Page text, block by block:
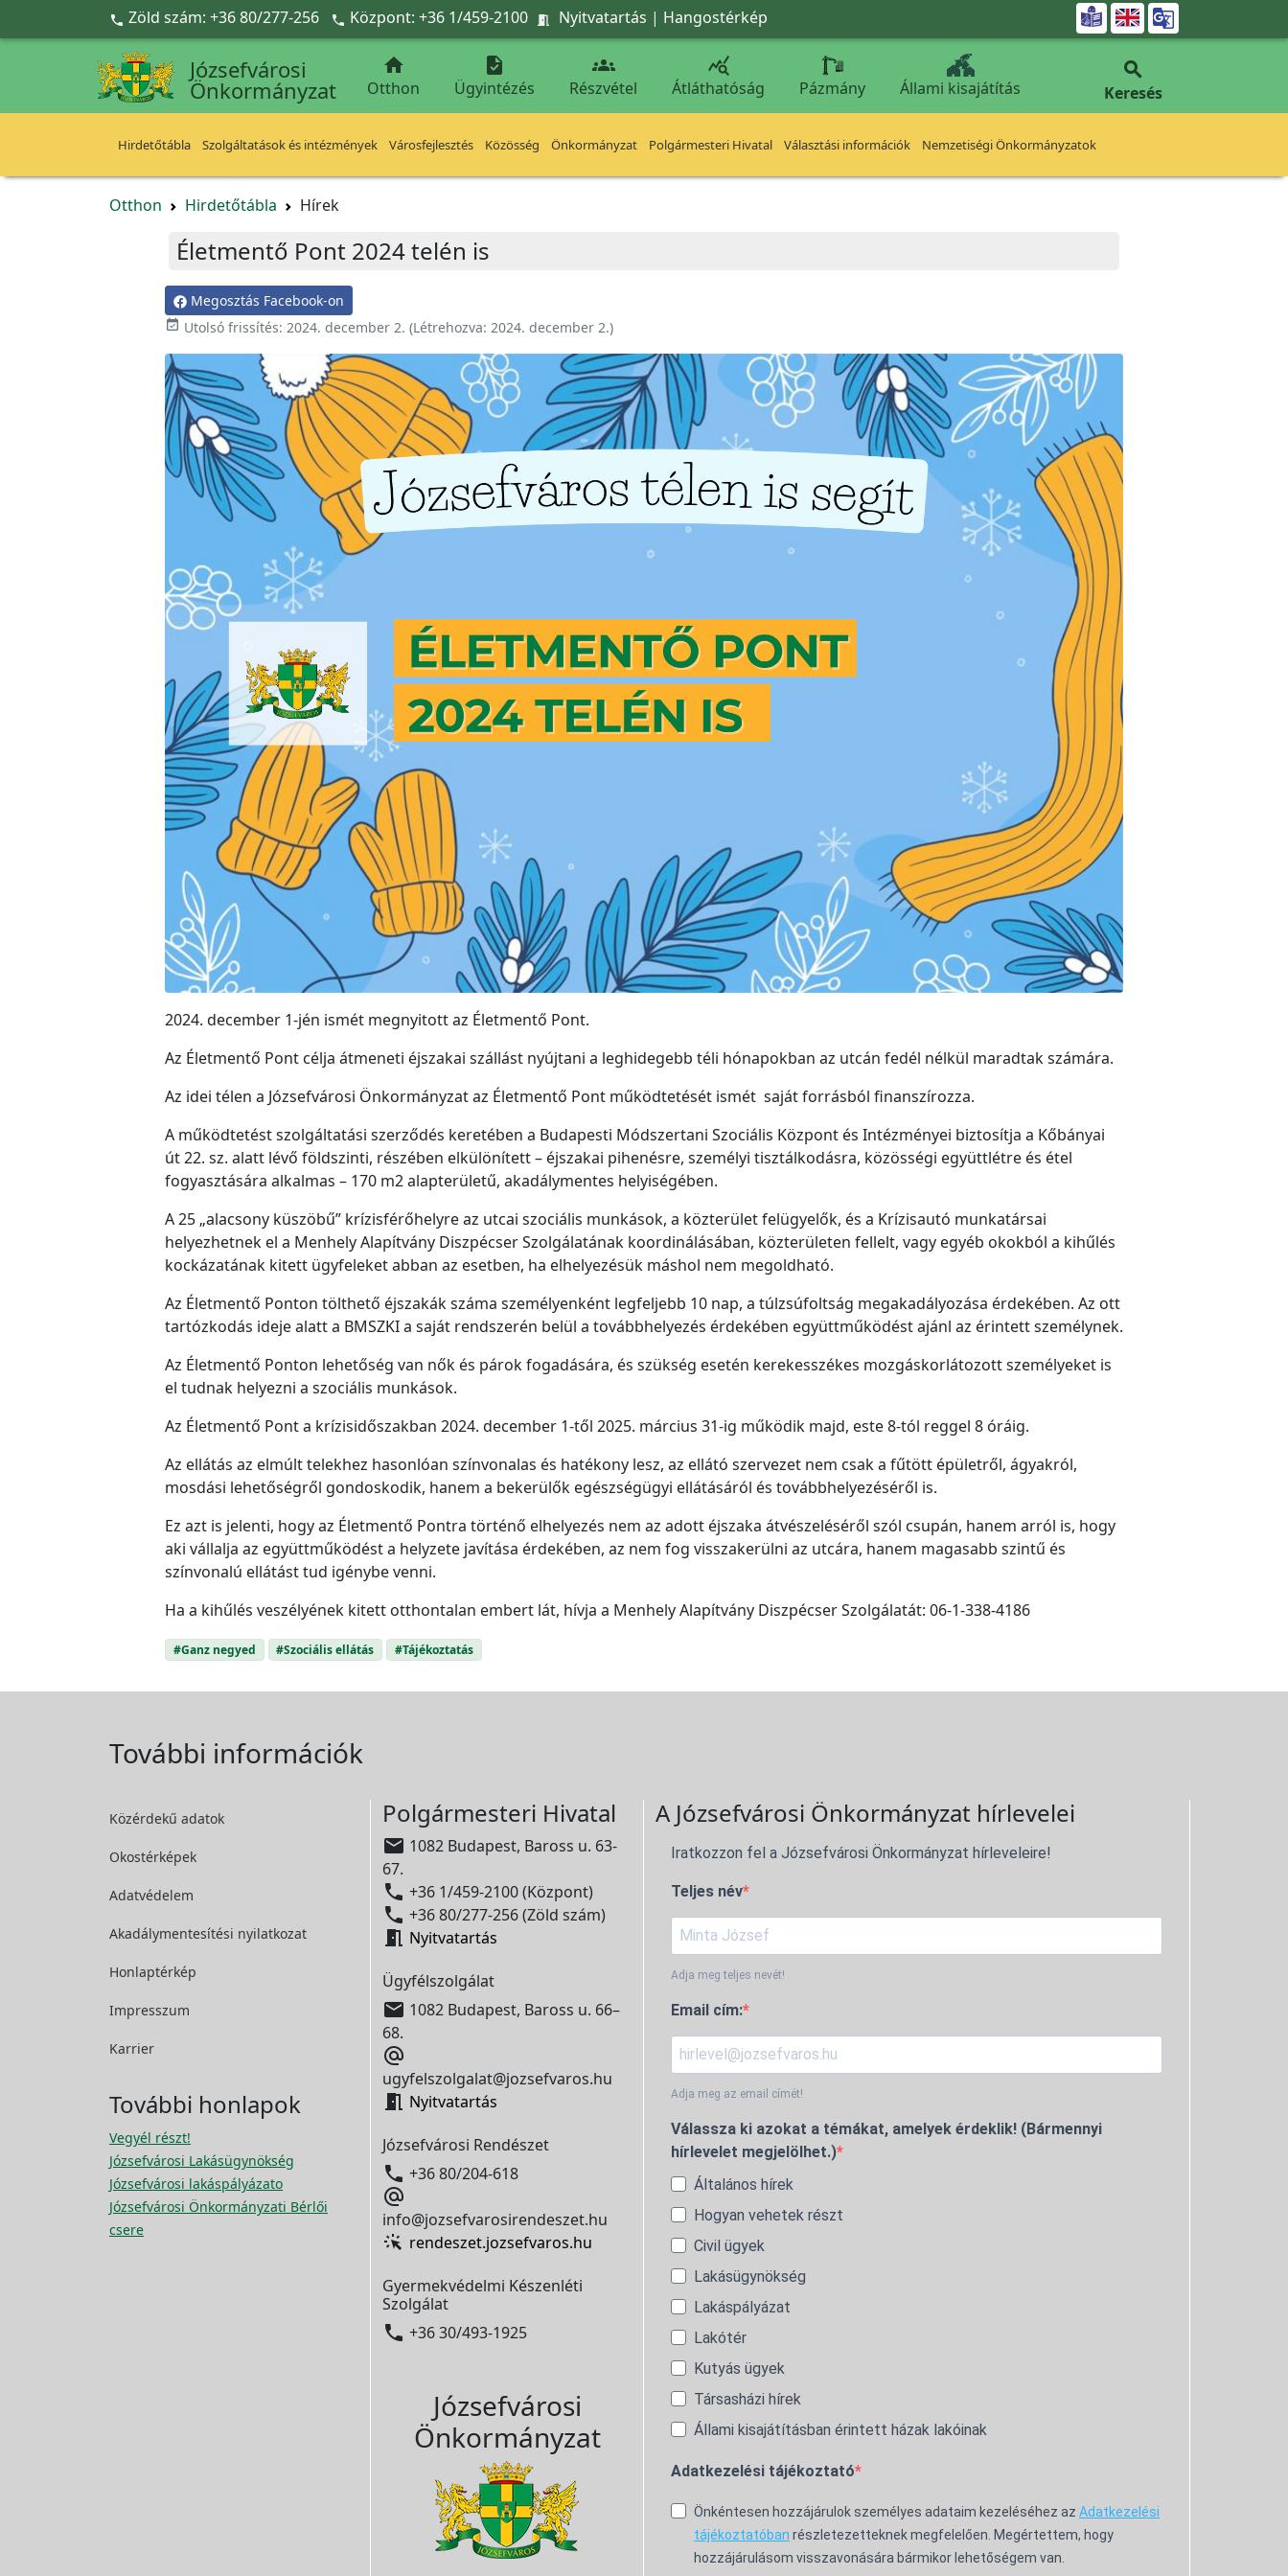
Ugrás a fő tartalomra
 Zöld szám: +36 80/277-256  Központ: +36 1/459-2100  Nyitvatartás | Hangostérkép 
Józsefvárosi
Önkormányzat

Otthon

Ügyintézés

Részvétel

Átláthatóság Pázmány Állami kisajátítás

Keresés
Hirdetőtábla Szolgáltatások és intézmények Városfejlesztés Közösség Önkormányzat Polgármesteri Hivatal Választási információk Nemzetiségi Önkormányzatok
Otthon Hirdetőtábla Hírek
Életmentő Pont 2024 telén is
Megosztás Facebook-on
 Utolsó frissítés: 2024. december 2. (Létrehozva: 2024. december 2.)
2024. december 1-jén ismét megnyitott az Életmentő Pont.
Az Életmentő Pont célja átmeneti éjszakai szállást nyújtani a leghidegebb téli hónapokban az utcán fedél nélkül maradtak számára.
Az idei télen a Józsefvárosi Önkormányzat az Életmentő Pont működtetését ismét saját forrásból finanszírozza.
A működtetést szolgáltatási szerződés keretében a Budapesti Módszertani Szociális Központ és Intézményei biztosítja a Kőbányai
út 22. sz. alatt lévő földszinti, részében elkülönített – éjszakai pihenésre, személyi tisztálkodásra, közösségi együttlétre és étel
fogyasztására alkalmas – 170 m2 alapterületű, akadálymentes helyiségében.
A 25 „alacsony küszöbű” krízisférőhelyre az utcai szociális munkások, a közterület felügyelők, és a Krízisautó munkatársai
helyezhetnek el a Menhely Alapítvány Diszpécser Szolgálatának koordinálásában, közterületen fellelt, vagy egyéb okokból a kihűlés
kockázatának kitett ügyfeleket abban az esetben, ha elhelyezésük máshol nem megoldható.
Az Életmentő Ponton tölthető éjszakák száma személyenként legfeljebb 10 nap, a túlzsúfoltság megakadályozása érdekében. Az ott
tartózkodás ideje alatt a BMSZKI a saját rendszerén belül a továbbhelyezés érdekében együttműködést ajánl az érintett személynek.
Az Életmentő Ponton lehetőség van nők és párok fogadására, és szükség esetén kerekesszékes mozgáskorlátozott személyeket is
el tudnak helyezni a szociális munkások.
Az Életmentő Pont a krízisidőszakban 2024. december 1-től 2025. március 31-ig működik majd, este 8-tól reggel 8 óráig.
Az ellátás az elmúlt telekhez hasonlóan színvonalas és hatékony lesz, az ellátó szervezet nem csak a fűtött épületről, ágyakról,
mosdási lehetőségről gondoskodik, hanem a bekerülők egészségügyi ellátásáról és továbbhelyezéséről is.
Ez azt is jelenti, hogy az Életmentő Pontra történő elhelyezés nem az adott éjszaka átvészeléséről szól csupán, hanem arról is, hogy
aki vállalja az együttműködést a helyzete javítása érdekében, az nem fog visszakerülni az utcára, hanem magasabb szintű és
színvonalú ellátást tud igénybe venni.
Ha a kihűlés veszélyének kitett otthontalan embert lát, hívja a Menhely Alapítvány Diszpécser Szolgálatát: 06-1-338-4186
#Ganz negyed #Szociális ellátás #Tájékoztatás
További információk
Közérdekű adatok
Okostérképek
Adatvédelem
Akadálymentesítési nyilatkozat
Honlaptérkép
Impresszum
Karrier
További honlapok
Vegyél részt!
Józsefvárosi Lakásügynökség
Józsefvárosi lakáspályázato
Józsefvárosi Önkormányzati Bérlői
csere
Polgármesteri Hivatal
 1082 Budapest, Baross u. 63-
67.
 +36 1/459-2100 (Központ)
 +36 80/277-256 (Zöld szám)
 Nyitvatartás
Ügyfélszolgálat
 1082 Budapest, Baross u. 66–
68.

ugyfelszolgalat@jozsefvaros.hu
 Nyitvatartás
Józsefvárosi Rendészet
 +36 80/204-618

info@jozsefvarosirendeszet.hu
rendeszet.jozsefvaros.hu
Gyermekvédelmi Készenléti
Szolgálat
 +36 30/493-1925
Józsefvárosi
Önkormányzat
A Józsefvárosi Önkormányzat hírlevelei
Iratkozzon fel a Józsefvárosi Önkormányzat hírleveleire!
Teljes név
Adja meg teljes nevét!
Email cím:
Adja meg az email címét!
Válassza ki azokat a témákat, amelyek érdeklik! (Bármennyi
hírlevelet megjelölhet.)
Általános hírek
Hogyan vehetek részt
Civil ügyek
Lakásügynökség
Lakáspályázat
Lakótér
Kutyás ügyek
Társasházi hírek
Állami kisajátításban érintett házak lakóinak
Adatkezelési tájékoztató
Önkéntesen hozzájárulok személyes adataim kezeléséhez az Adatkezelési
tájékoztatóban részletezetteknek megfelelően. Megértettem, hogy
hozzájárulásom visszavonására bármikor lehetőségem van.